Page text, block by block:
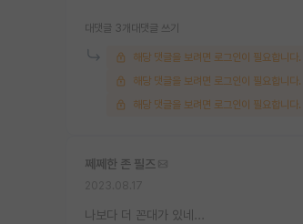
대댓글 3개 대댓글 쓰기
해당 댓글을 보려면 로그인이 필요합니다.
해당 댓글을 보려면 로그인이 필요합니다.
해당 댓글을 보려면 로그인이 필요합니다.
쩨쩨한 존 필즈
나보다 더 꼰대가 있네...